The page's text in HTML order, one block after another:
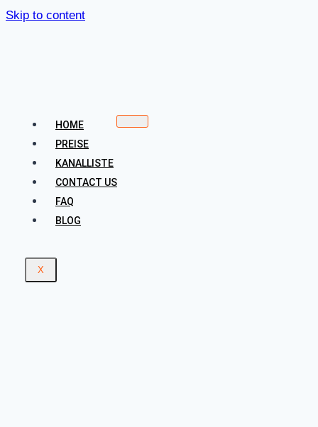
Skip to content
HOME
PREISE
KANALLISTE
CONTACT US
FAQ
BLOG
X